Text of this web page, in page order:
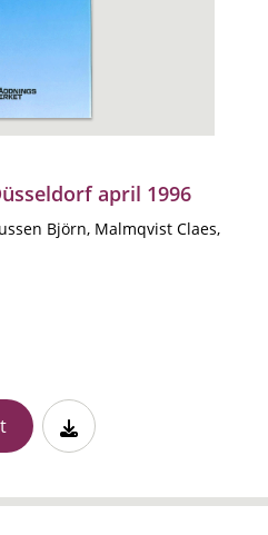
april 1996
Björn, Malmqvist Claes,